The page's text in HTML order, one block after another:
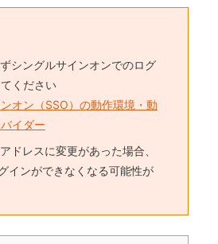
シングルサインオンでのログ
ください
オン（SSO）の動作環境・動
イダー
ドレスに変更があった場合、
インができなくなる可能性が